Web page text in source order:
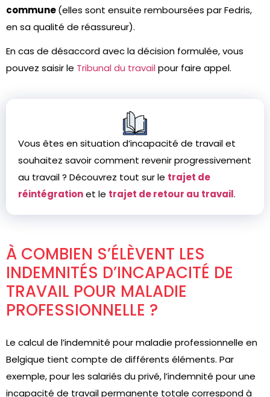
commune(elles sont ensuite remboursées par Fedris,
en sa qualité de réassureur).
En cas de désaccord avec la décision formulée, vous
pouvez saisir le Tribunal du travail pour faire appel.
Vous êtes en situation d’incapacité de travail et
souhaitez savoir comment revenir progressivement
au travail ? Découvrez tout sur le trajet de
réintégrationet le trajet de retour au travail.
À COMBIEN S’ÉLÈVENT LES
INDEMNITÉS D’INCAPACITÉ DE
TRAVAIL POUR MALADIE
PROFESSIONNELLE ?
Le calcul de l’indemnité pour maladie professionnelle en
Belgique tient compte de différents éléments. Par
exemple, pour les salariés du privé, l’indemnité pour une
incapacité de travail permanente totale correspond à